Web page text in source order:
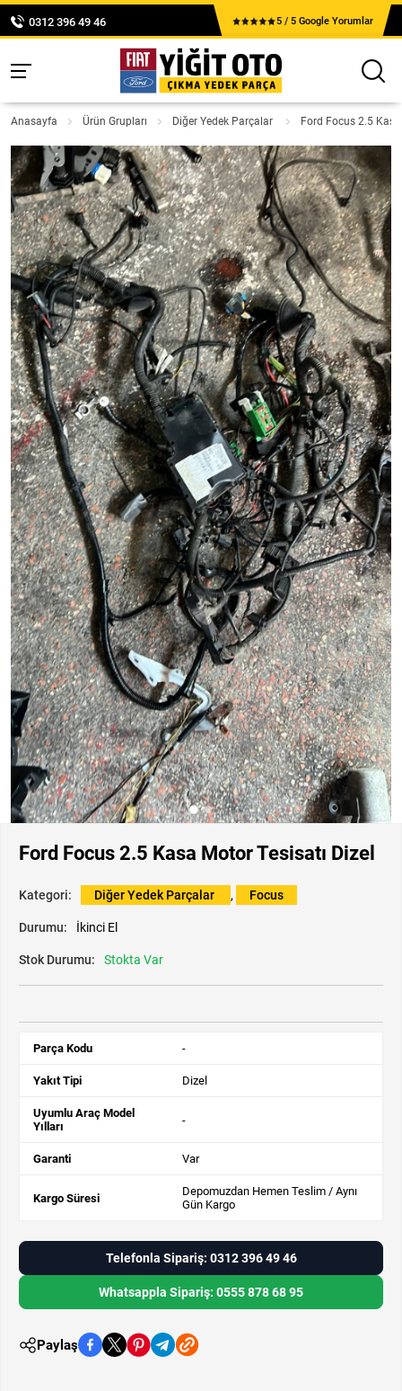
0312 396 49 46 5 / 5 Google Yorumlar
Anasayfa Ürün Grupları Diğer Yedek Parçalar Ford Focus 2.5
Ford Focus 2.5 Kasa Motor Tesisatı Dizel
Kategori: Diğer Yedek Parçalar , Focus
Durumu: İkinci El
Stok Durumu: Stokta Var
Parça Kodu -
Yakıt Tipi Dizel
Uyumlu Araç Model
Yılları
-
Garanti Var
Kargo Süresi
Depomuzdan Hemen Teslim / Aynı
Gün Kargo
Telefonla Sipariş: 0312 396 49 46
Whatsappla Sipariş: 0555 878 68 95
Paylaş